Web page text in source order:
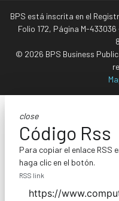
BPS está inscrita en el
Folio 172, Página M-
© 2026 BPS Business
close
Código Rss
Para copiar el enlace RSS
haga clic en el botón.
RSS link